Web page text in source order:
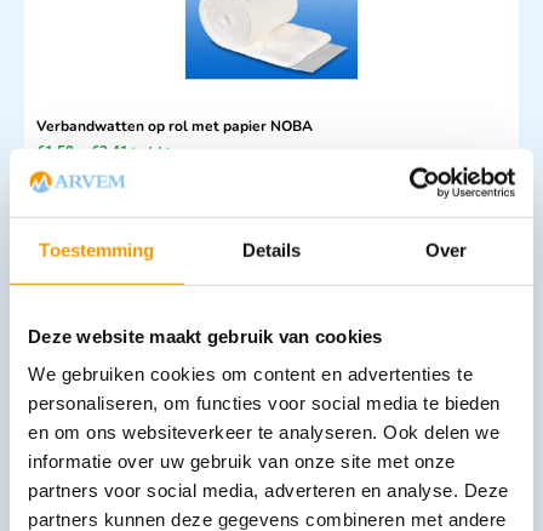
Toestemming Details Over
Deze website maakt gebruik van cookies
We gebruiken cookies om content en advertenties te
personaliseren, om functies voor social media te bieden
en om ons websiteverkeer te analyseren. Ook delen we
informatie over uw gebruik van onze site met onze
partners voor social media, adverteren en analyse. Deze
partners kunnen deze gegevens combineren met andere
Verbandwatten op rol met papier NOBA
€1,58 €3,41 incl. btw
1.45 excl. btw
Opties bekijken
Leverbaar
Wattenrol rol NOBADENT